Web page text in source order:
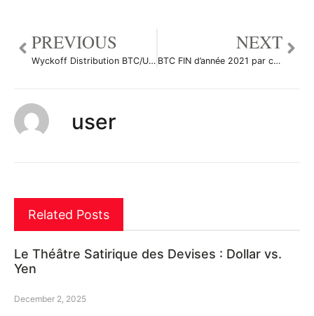
PREVIOUS
Wyckoff Distribution BTC/USDT par ThisisSPARTAAAAAA
NEXT
BTC FIN d’année 2021 par cryptodz407569
user
Related Posts
Le Théâtre Satirique des Devises : Dollar vs.
Yen
December 2, 2025